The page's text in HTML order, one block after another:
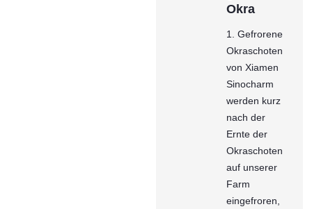
Okra
1. Gefrorene
Okraschoten
von Xiamen
Sinocharm
werden kurz
nach der
Ernte der
Okraschoten
auf unserer
Farm
eingefroren,